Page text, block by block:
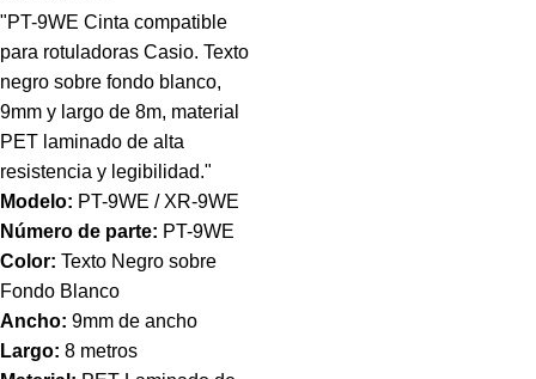
"PT-9WE Cinta compatible
para rotuladoras Casio. Texto
negro sobre fondo blanco,
9mm y largo de 8m, material
PET laminado de alta
resistencia y legibilidad."
Modelo: PT-9WE / XR-9WE
Número de parte: PT-9WE
Color: Texto Negro sobre
Fondo Blanco
Ancho: 9mm de ancho
Largo: 8 metros